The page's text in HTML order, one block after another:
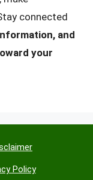
connected
and
your
Policy